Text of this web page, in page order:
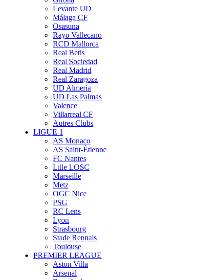
Levante UD
Málaga CF
Osasuna
Rayo Vallecano
RCD Mallorca
Real Betis
Real Sociedad
Real Madrid
Real Zaragoza
UD Almería
UD Las Palmas
Valence
Villarreal CF
Autres Clubs
LIGUE 1
AS Monaco
AS Saint-Étienne
FC Nantes
Lille LOSC
Marseille
Metz
OGC Nice
PSG
RC Lens
Lyon
Strasbourg
Stade Rennais
Toulouse
PREMIER LEAGUE
Aston Villa
Arsenal